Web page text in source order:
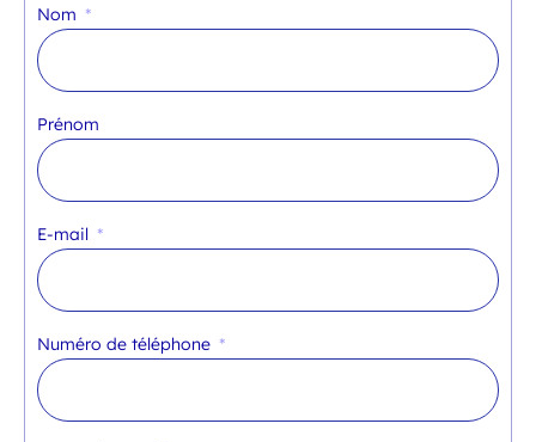
Nom
Prénom
E-mail
Numéro de téléphone